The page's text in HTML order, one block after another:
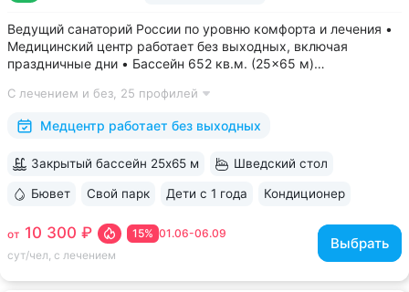
Ведущий санаторий России по уровню комфорта и лечения •
Медицинский центр работает без выходных, включая
праздничные дни • Бассейн 652 кв.м. (25×65 м)
Глубина от 30 до 180 см, есть отдельная детская зона. Рядом
расположены закрытая терраса...
С лечением и без, 25 профилей
Медцентр работает без выходных
01.06-06.09
15%
от 10 300 ₽
сут/чел, с лечением
Выбрать
Закрытый бассейн 25х65 м Шведский стол
Бювет Свой парк Дети с 1 года Кондиционер
ещё 6